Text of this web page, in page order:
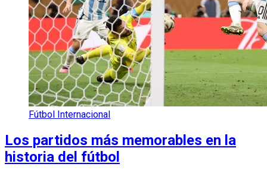
Fútbol Internacional
Los partidos más memorables en la
historia del fútbol